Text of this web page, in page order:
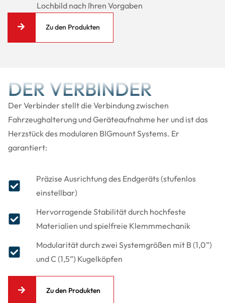
Lochbild nach Ihren Vorgaben
Zu den Produkten
DER VERBINDER
Der Verbinder stellt die Verbindung zwischen
Fahrzeughalterung und Geräteaufnahme her und ist das
Herzstück des modularen BIGmount Systems. Er
garantiert:
Präzise Ausrichtung des Endgeräts (stufenlos
einstellbar)
Hervorragende Stabilität durch hochfeste
Materialien und spielfreie Klemmmechanik
Modularität durch zwei Systemgrößen mit B (1,0”)
und C (1,5”) Kugelköpfen
Zu den Produkten